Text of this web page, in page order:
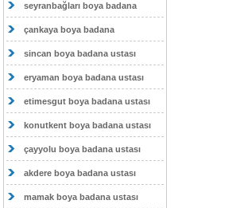
seyranbağları boya badana
çankaya boya badana
sincan boya badana ustası
eryaman boya badana ustası
etimesgut boya badana ustası
konutkent boya badana ustası
çayyolu boya badana ustası
akdere boya badana ustası
mamak boya badana ustası